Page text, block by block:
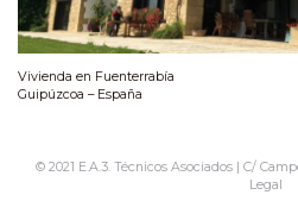
Vivienda en Fuenterrabía
Guipúzcoa – España
© 2021 E.A.3. Técnicos Asociados | C/
Legal